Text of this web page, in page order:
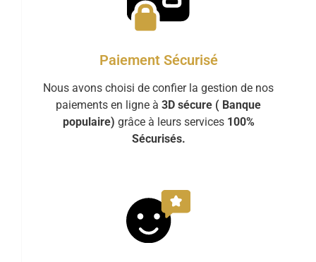
Paiement Sécurisé
Nous avons choisi de confier la gestion de nos
paiements en ligne à 3D sécure ( Banque
populaire) grâce à leurs services 100%
Sécurisés.